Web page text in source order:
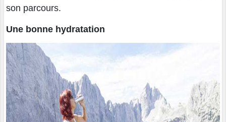
son parcours.
Une bonne hydratation